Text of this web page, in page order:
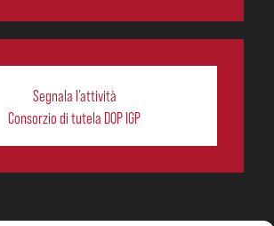
Segnala l’attività
Consorzio di tutela DOP IGP